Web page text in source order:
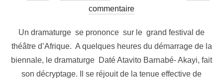
commentaire
Un dramaturge se prononce sur le grand festival de
théâtre d’Afrique. A quelques heures du démarrage de la
biennale, le dramaturge Daté Atavito Barnabé- Akayi, fait
son décryptage. Il se réjouit de la tenue effective de